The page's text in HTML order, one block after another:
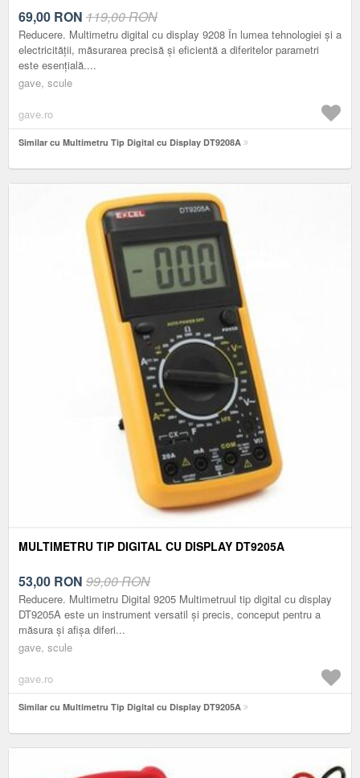
69,00 RON 119,00 RON
Reducere. Multimetru digital cu display 9208 În lumea tehnologiei și a
electricității, măsurarea precisă și eficientă a diferitelor parametri
este esențială....
gave, scule
gave.ro
Similar cu Multimetru Tip Digital cu Display DT9208A
MULTIMETRU TIP DIGITAL CU DISPLAY DT9205A
53,00 RON 99,00 RON
Reducere. Multimetru Digital 9205 Multimetruul tip digital cu display
DT9205A este un instrument versatil și precis, conceput pentru a
măsura și afișa diferi...
gave, scule
gave.ro
Similar cu Multimetru Tip Digital cu Display DT9205A